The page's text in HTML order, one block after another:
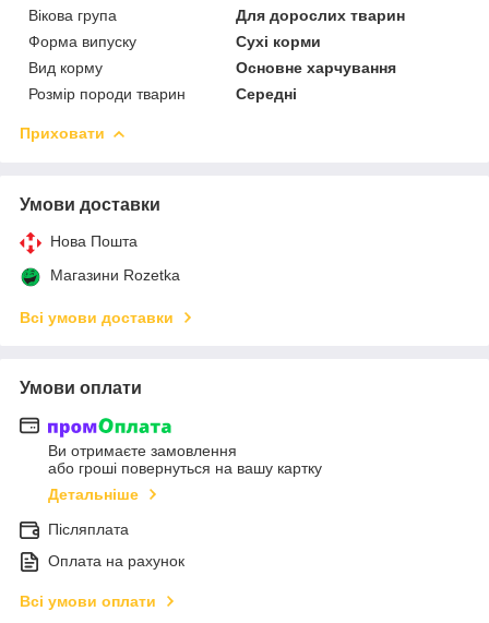
Вікова група
Для дорослих тварин
Форма випуску
Сухі корми
Вид корму
Основне харчування
Розмір породи тварин
Середні
Приховати
Умови доставки
Нова Пошта
Магазини Rozetka
Всі умови доставки
Умови оплати
Ви отримаєте замовлення
або гроші повернуться на вашу картку
Детальніше
Післяплата
Оплата на рахунок
Всі умови оплати